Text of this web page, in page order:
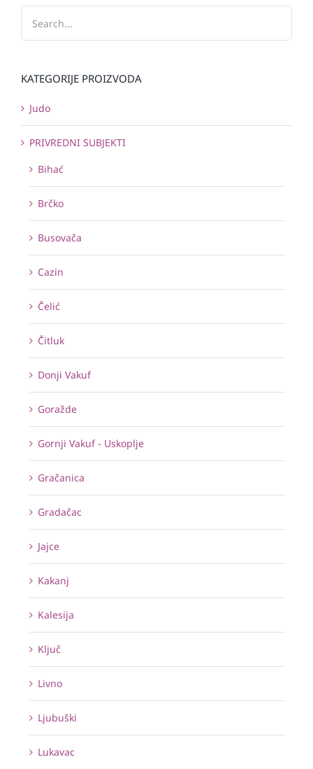
KATEGORIJE PROIZVODA
Judo
PRIVREDNI SUBJEKTI
Bihać
Brčko
Busovača
Cazin
Čelić
Čitluk
Donji Vakuf
Goražde
Gornji Vakuf - Uskoplje
Gračanica
Gradačac
Jajce
Kakanj
Kalesija
Ključ
Livno
Ljubuški
Lukavac